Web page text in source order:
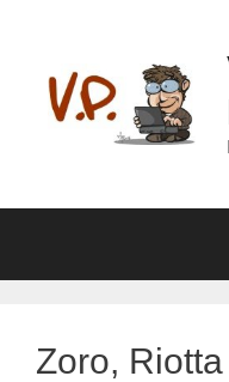
contenuto
Zoro,